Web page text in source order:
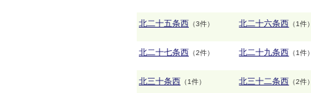
北二十五条西 （3件） 北二十六条西 （1件）
北二十七条西 （2件） 北二十九条西 （1件）
北三十条西 （1件） 北三十二条西 （2件）